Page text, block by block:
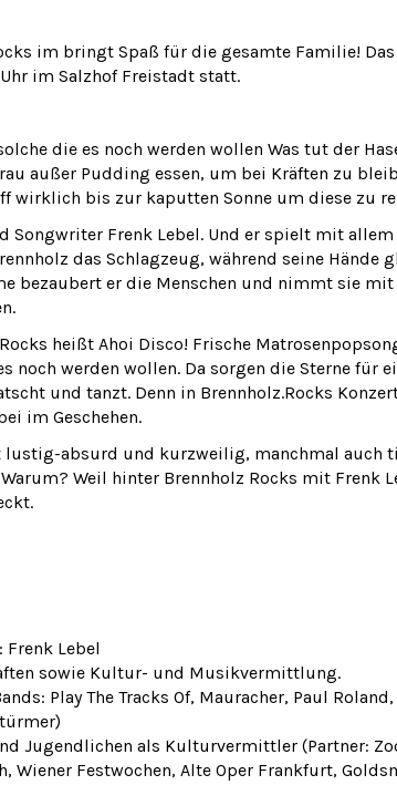
im bringt Spaß für die gesamte Familie!
im Salzhof Freistadt statt.
die es noch werden wollen Was tut der
außer Pudding essen, um bei Kräften zu
wirklich bis zur kaputten Sonne um diese zu
Songwriter Frenk Lebel. Und er spielt mit
das Schlagzeug, während seine Hände
bezaubert er die Menschen und nimmt sie
heißt Ahoi Disco! Frische
noch werden wollen. Da sorgen die Sterne für
und tanzt. Denn in Brennholz.Rocks
im Geschehen.
lustig-absurd und kurzweilig, manchmal auch
Weil hinter Brennholz Rocks mit Frenk
Lebel
sowie Kultur- und Musikvermittlung.
Play The Tracks Of, Mauracher, Paul
Jugendlichen als Kulturvermittler (Partner:
Wiener Festwochen, Alte Oper Frankfurt,